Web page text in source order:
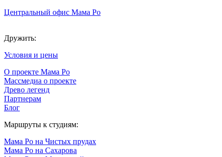
Центральный офис Мама Ро
Дружить:
Условия и цены
О проекте Мама Ро
Массмедиа о проекте
Древо легенд
Партнерам
Блог
Маршруты к студиям:
Мама Ро на Чистых прудах
Мама Ро на Сахарова